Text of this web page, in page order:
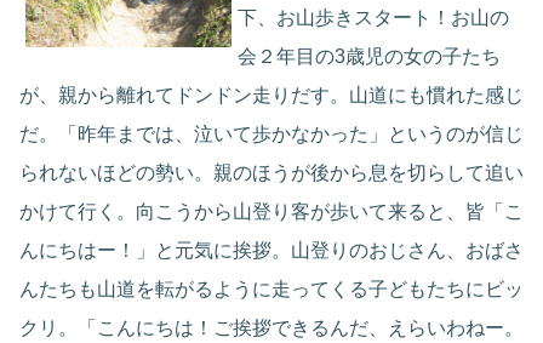
下、お山歩きスタート！お山の
会２年目の3歳児の女の子たち
が、親から離れてドンドン走りだす。山道にも慣れた感じ
だ。「昨年までは、泣いて歩かなかった」というのが信じ
られないほどの勢い。親のほうが後から息を切らして追い
かけて行く。向こうから山登り客が歩いて来ると、皆「こ
んにちはー！」と元気に挨拶。山登りのおじさん、おばさ
んたちも山道を転がるように走ってくる子どもたちにビッ
クリ。「こんにちは！ご挨拶できるんだ、えらいわねー。